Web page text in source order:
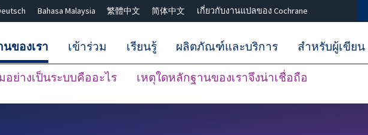
Bahasa Malaysia 繁體中文 简体中文 เกี่ยวกับงานแปลของ Cochrane
ของเรา
ย่างเป็นระบบคืออะไร เหตุใดหลักฐานของเราจึงน่าเชื่อถือ
เข้าร่วม เรียนรู้ ผลิตภัณฑ์และบริการ สำหรับผู้เขียน